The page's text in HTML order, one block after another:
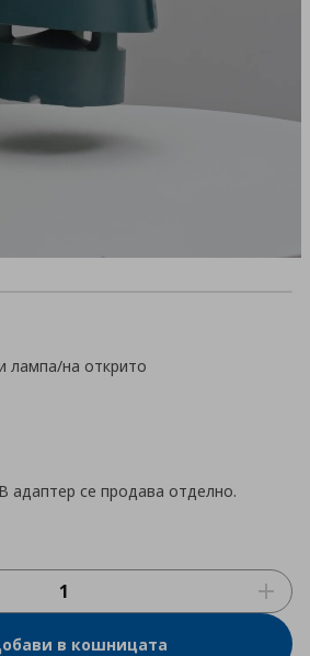
лампа/на открито
адаптер се продава отделно.
в кошницата